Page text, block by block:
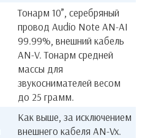
Тонарм 10”, серебряный
провод Audio Note AN-AI
99.99%, внешний кабель
AN-V. Тонарм средней
массы для
звукоснимателей весом
до 25 грамм.
Как выше, за исключением
внешнего кабеля AN-Vx.